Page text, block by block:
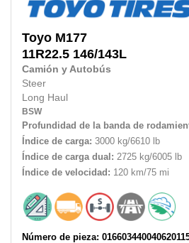
Toyo M177
11R22.5 146/143L
Camión y Autobús
Steer
Long Haul
BSW
Profundidad de la banda de
Índice de carga: 3000 kg/6610 lb
Índice de carga dual: 2725 kg/6005 lb
Índice de velocidad: 120 km/75 mi
Número de pieza: